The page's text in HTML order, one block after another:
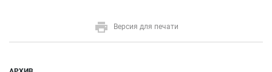
Версия для печати